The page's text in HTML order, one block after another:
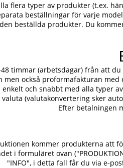
flera typer av produkter (t.ex.
beställningar för varje
beställda produkter. Du
48 timmar (arbetsdagar) från att
men också proformafakturan
och snabbt med alla typer
valuta (valutakonvertering sker
Efter betalningen
kommer produkterna att
i formuläret ovan
"INFO", i detta fall får du via e-